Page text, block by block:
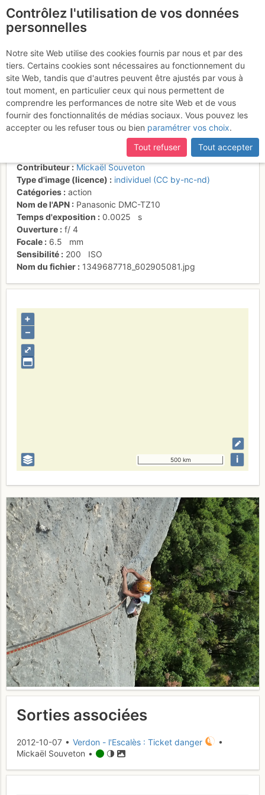
L2 des gouttes d'eau un
poil agressives pour nos
doigts bien rabotés !
7 oct. 2012 09:23
Contributeur
Mickaël Souveton
Type d'image (licence)
individuel (CC by-nc-nd)
Catégories
action
Nom de l'APN
Panasonic DMC-TZ10
Temps d'exposition
0.0025
s
Ouverture
f/ 4
Focale
6.5
mm
Sensibilité
200
ISO
Nom du fichier
1349687718_602905081.jpg
⤢
+
–
500 km i
Sorties associées
2012-10-07 • Verdon - l'Escalès : Ticket danger
•
Mickaël Souveton •
Contrôlez l'utilisation de vos données
personnelles
Notre site Web utilise des cookies fournis par nous et par des
tiers. Certains cookies sont nécessaires au fonctionnement du
site Web, tandis que d'autres peuvent être ajustés par vous à
tout moment, en particulier ceux qui nous permettent de
comprendre les performances de notre site Web et de vous
fournir des fonctionnalités de médias sociaux. Vous pouvez les
accepter ou les refuser tous ou bien paramétrer vos choix.
Tout refuser
Tout accepter